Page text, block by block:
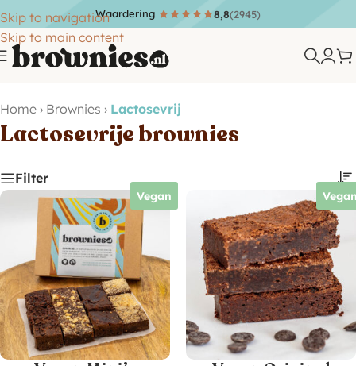
Skip to navigation
Skip to main content
Met gratis persoonlijk kaartje!
Home › Brownies › Lactosevrij
Lactosevrije brownies
Filter
Vegan